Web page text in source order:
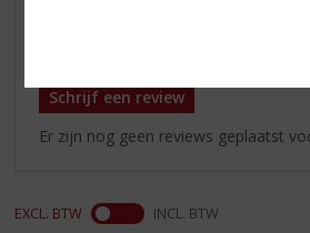
Schrijf een review
Er zijn nog geen reviews geplaatst
EXCL. BTW INCL. BTW